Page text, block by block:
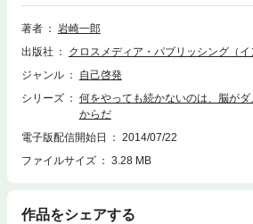
い習慣」や「すぐに止めたい悪い習慣」、「他
慣」など、習慣化についての悩みを「脳の仕組
の仕組み／◎誘惑に打ち勝つ方法／◎頭が良く
を成功させる６０秒ルール／◎脳の機能をアッ
が「働き脳」に生まれ変わります。
著者
岩崎一郎
出版社
クロスメディア・パブリッシング（イ
ジャンル
自己啓発
シリーズ
何をやっても続かないのは、脳が
からだ
電子版配信開始日
2014/07/22
ファイルサイズ
3.28 MB
作品をシェアする